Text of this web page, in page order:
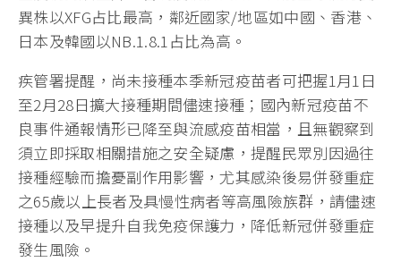
異株以XFG占比最高，鄰近國家/地區如中國、香港、
日本及韓國以NB.1.8.1占比為高。
疾管署提醒，尚未接種本季新冠疫苗者可把握1月1日
至2月28日擴大接種期間儘速接種；國內新冠疫苗不
良事件通報情形已降至與流感疫苗相當，且無觀察到
須立即採取相關措施之安全疑慮，提醒民眾別因過往
接種經驗而擔憂副作用影響，尤其感染後易併發重症
之65歲以上長者及具慢性病者等高風險族群，請儘速
接種以及早提升自我免疫保護力，降低新冠併發重症
發生風險。